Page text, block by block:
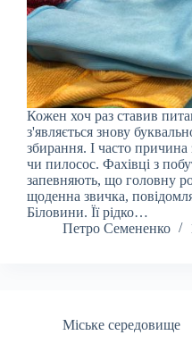
Кожен хоч раз ставив
з'являється знову
збирання. І часто причина
чи пилосос. Фахівці з
запевняють, що головну
щоденна звичка,
Біловини. Її рідко…
Петро Семененко
Міське середовище